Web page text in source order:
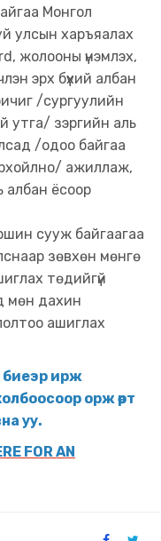
Монгол
улсын харъяалах
жолооны үнэмлэх,
эрх бүхий албан
/сургуулийн
утга/ зэргийн аль
/одоо байгаа
ажиллаж,
албан ёсоор
сууж байгаагаа
зөвхөн мөнгө
төдийгүй
мөн дахин
ашиглах
биеэр ирж
орж өөрт
уу.
FOR AN